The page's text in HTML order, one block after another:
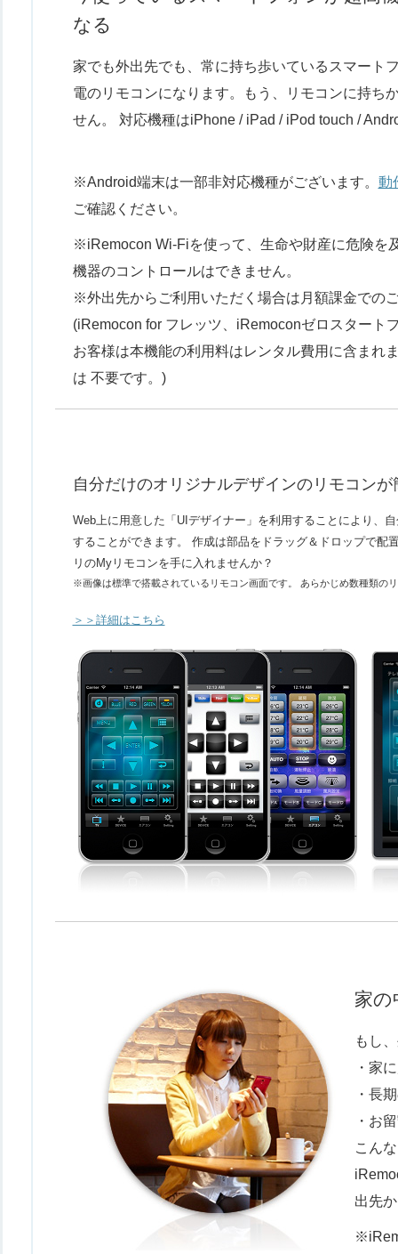
なる
家でも外出先でも、常に持ち歩いているスマート
電のリモコンになります。もう、リモコンに持ち
せん。 対応機種はiPhone / iPad / iPod touch /
※Android端末は一部非対応機種がございます。 動
ご確認ください。
※iRemocon Wi-Fiを使って、生命や財産に危険を
機器のコントロールはできません。
※外出先からご利用いただく場合は月額課金での
(iRemocon for フレッツ、iRemoconゼロスタート
お客様は本機能の利用料はレンタル費用に含まれ
は 不要です。)
自分だけのオリジナルデザインのリモコンが
Web上に用意した「UIデザイナー」を利用することにより、
することができます。 作成は部品をドラッグ＆ドロップで配
リのMyリモコンを手に入れませんか？
※画像は標準で搭載されているリモコン画面です。 あらかじめ数種類の
＞＞詳細はこちら
家の
もし
・家
・長
・お
こん
出先